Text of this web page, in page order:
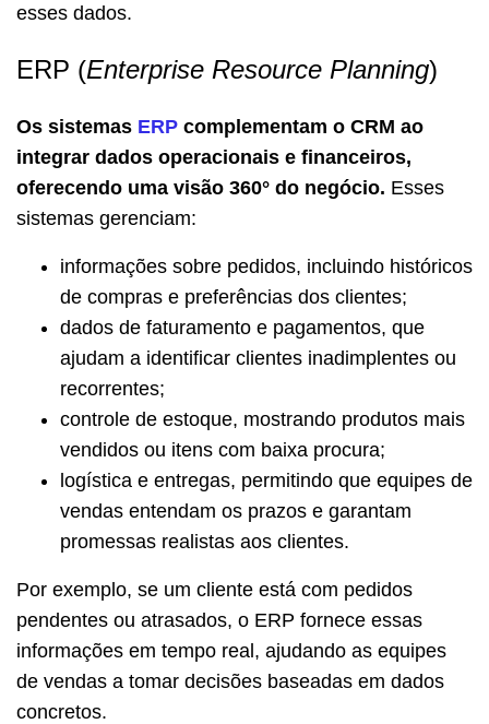
esses dados.
ERP (Enterprise Resource Planning)
Os sistemas ERP complementam o CRM ao
integrar dados operacionais e financeiros,
oferecendo uma visão 360° do negócio. Esses
sistemas gerenciam:
informações sobre pedidos, incluindo históricos
de compras e preferências dos clientes;
dados de faturamento e pagamentos, que
ajudam a identificar clientes inadimplentes ou
recorrentes;
controle de estoque, mostrando produtos mais
vendidos ou itens com baixa procura;
logística e entregas, permitindo que equipes de
vendas entendam os prazos e garantam
promessas realistas aos clientes.
Por exemplo, se um cliente está com pedidos
pendentes ou atrasados, o ERP fornece essas
informações em tempo real, ajudando as equipes
de vendas a tomar decisões baseadas em dados
concretos.